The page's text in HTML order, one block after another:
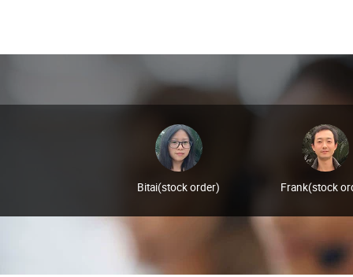
Bitai(stock order) Frank(stock